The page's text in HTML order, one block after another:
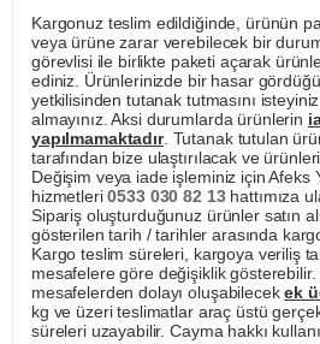
Kargonuz teslim edildiğinde, ürünün
veya ürüne zarar verebilecek bir
görevlisi ile birlikte paketi açarak
ediniz. Ürünlerinizde bir hasar
yetkilisinden tutanak tutmasını
almayınız. Aksi durumlarda ürünlerin
yapılmamaktadır. Tutanak tutulan
tarafından bize ulaştırılacak ve
Değişim veya iade işleminiz için Afeks
hizmetleri0533 030 82 13hattımıza
Sipariş oluşturduğunuz ürünler satın
gösterilen tarih / tarihler arasında
Kargo teslim süreleri, kargoya veriliş
mesafelere göre değişiklik gösterebilir.
mesafelerden dolayı oluşabilecekek
kg ve üzeri teslimatlar araç üstü
süreleri uzayabilir. Cayma hakkı